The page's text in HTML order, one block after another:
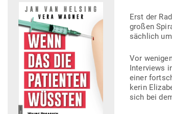
Erst der
großen
sächlich
Vor
Inter­views
einer
kerin
sich bei